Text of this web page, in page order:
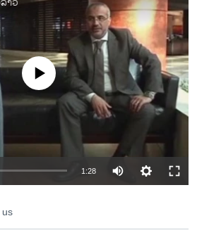
source currently available
1:28
us